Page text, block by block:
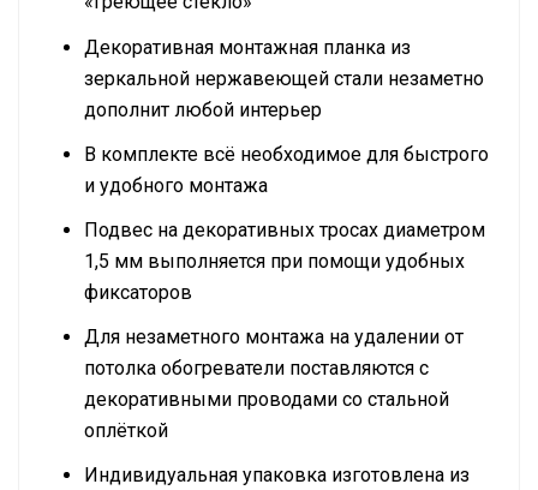
Декоративная монтажная планка из
зеркальной нержавеющей стали незаметно
дополнит любой интерьер
В комплекте всё необходимое для быстрого
и удобного монтажа
Подвес на декоративных тросах диаметром
1,5 мм выполняется при помощи удобных
фиксаторов
Для незаметного монтажа на удалении от
потолка обогреватели поставляются с
декоративными проводами со стальной
оплёткой
Индивидуальная упаковка изготовлена из